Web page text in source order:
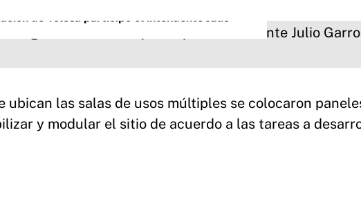
de Tolosa participó el intendente Julio
ubican las salas de usos múltiples se colocaron
y modular el sitio de acuerdo a las tareas a